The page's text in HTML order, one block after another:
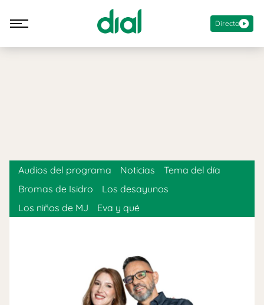
Directo
Audios del programa Noticias
Tema del día
Bromas de Isidro
Los desayunos
Los niños de MJ
Eva y qué